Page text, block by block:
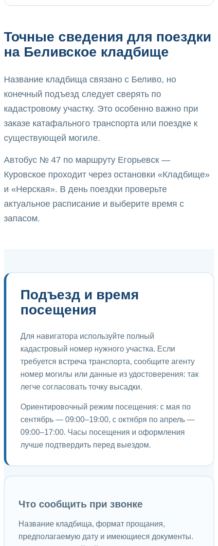
Точные сведения для поездки
на Беливское кладбище
Название кладбища связано с Беливо, но
конечный подъезд следует сверять по
кадастровому участку. Это особенно важно при
заказе катафального транспорта или поездке к
существующей могиле.
Автобус № 47 по маршруту Егорьевск —
Куровское проходит через остановки «Кладбище»
и «Нерская». В день поездки проверьте
актуальное расписание и выберите время с
запасом.
Подъезд и время
посещения
Для навигатора используйте полный
кадастровый номер нужного участка. Если
требуется встреча транспорта, сообщите агенту
номер могилы или данные из удостоверения: так
легче согласовать точку высадки.
Ориентировочный режим посещения: с мая по
сентябрь — 09:00–19:00, с октября по апрель —
09:00–17:00. Часы посещения и оформления
лучше подтвердить перед выездом.
Что сообщить при звонке
Название кладбища, формат прощания,
предполагаемую дату и имеющиеся документы.